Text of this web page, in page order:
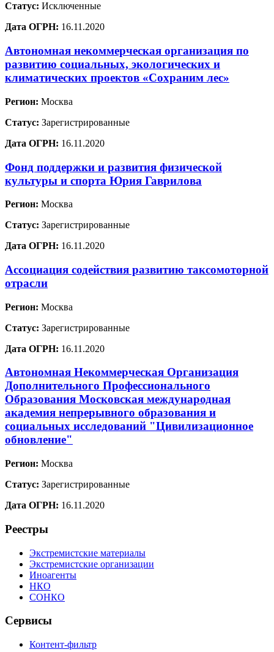
Статус: Исключенные
Дата ОГРН: 16.11.2020
Автономная некоммерческая организация по
развитию социальных, экологических и
климатических проектов «Сохраним лес»
Регион: Москва
Статус: Зарегистрированные
Дата ОГРН: 16.11.2020
Фонд поддержки и развития физической
культуры и спорта Юрия Гаврилова
Регион: Москва
Статус: Зарегистрированные
Дата ОГРН: 16.11.2020
Ассоциация содействия развитию таксомоторной
отрасли
Регион: Москва
Статус: Зарегистрированные
Дата ОГРН: 16.11.2020
Автономная Некоммерческая Организация
Дополнительного Профессионального
Образования Московская международная
академия непрерывного образования и
социальных исследований "Цивилизационное
обновление"
Регион: Москва
Статус: Зарегистрированные
Дата ОГРН: 16.11.2020
Реестры
Экстремистские материалы
Экстремистские организации
Иноагенты
НКО
СОНКО
Сервисы
Контент-фильтр